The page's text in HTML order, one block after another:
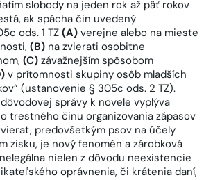
slobody na jeden rok až päť rokov
ak spácha čin uvedený
ods. 1 TZ (A) verejne alebo na mieste
(B) na zvierati osobitne
(C) závažnejším spôsobom
v prítomnosti skupiny osôb mladších
(ustanovenie § 305c ods. 2 TZ).
správy k novele vyplýva
trestného činu organizovania zápasov
predovšetkým psov na účely
zisku, je nový fenomén a zárobková
nielen z dôvodu neexistencie
oprávnenia, či krátenia daní,